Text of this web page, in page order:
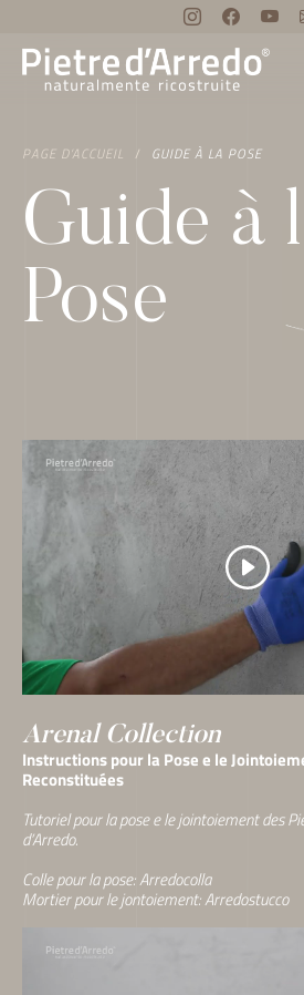
PAGE D’ACCUEIL GUIDE À LA POSE
Guide à
Pose
Arenal Collection
Instructions pour la Pose e le
Reconstituées
Tutoriel pour la pose e le jointoiement des
d’Arredo.
Colle pour la pose: Arredocolla
Mortier pour le jontoiement: Arredostucco